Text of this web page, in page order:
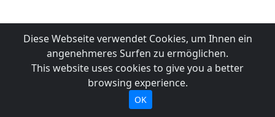
Diese Webseite verwendet Cookies, um Ihnen ein
angenehmeres Surfen zu ermöglichen.
This website uses cookies to give you a better
browsing experience.
OK